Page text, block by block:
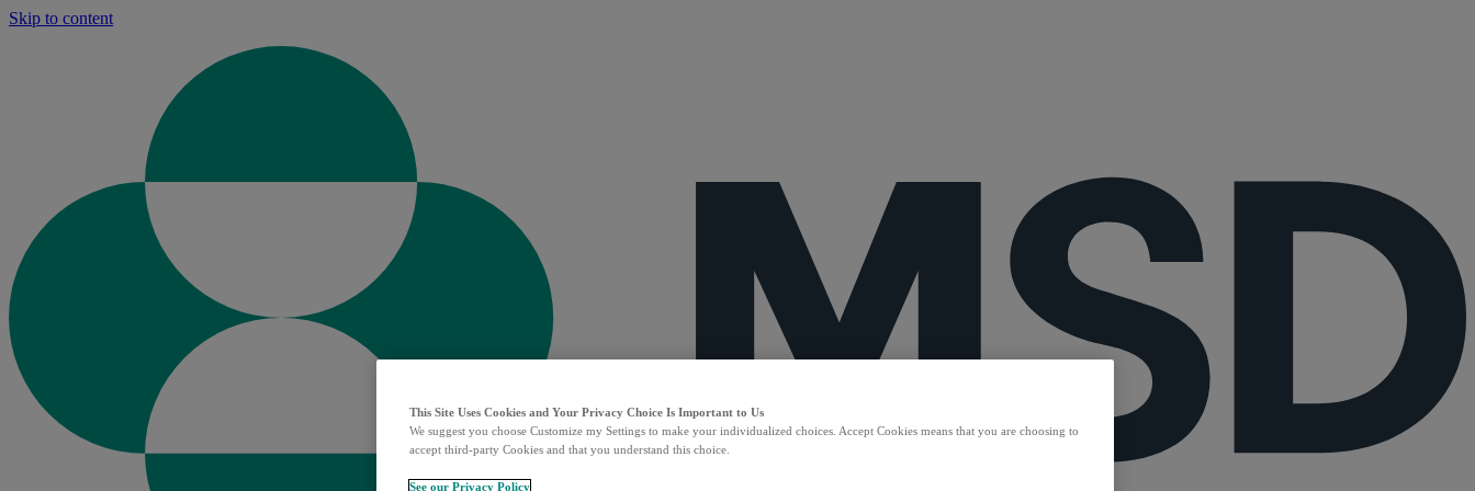
Skip to content
This Site Uses Cookies and Your Privacy Choice Is Important to Us
We suggest you choose Customize my Settings to make your individualized choices. Accept Cookies means that you are choosing to
accept third-party Cookies and that you understand this choice.
See our Privacy Policy